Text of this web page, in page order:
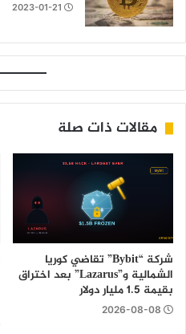
2023-01-21
مقالات ذات صلة
شركة “Bybit” تقاضي كوريا
الشمالية و”Lazarus” بعد اختراق
بقيمة 1.5 مليار دولار
2026-08-08